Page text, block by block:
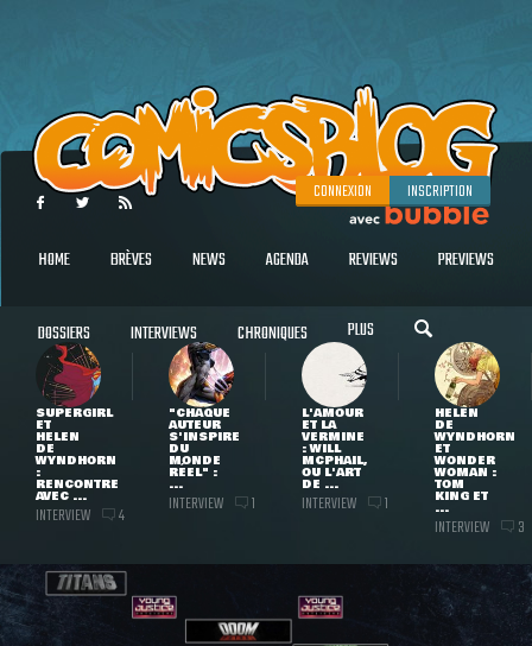
CONNEXION INSCRIPTION
HOME BRÈVES NEWS AGENDA REVIEWS PREVIEWS
DOSSIERS INTERVIEWS CHRONIQUES PLUS
SUPERGIRL
ET
HELEN
DE
WYNDHORN
:
RENCONTRE
AVEC ...
INTERVIEW 4
"CHAQUE
AUTEUR
S'INSPIRE
DU
MONDE
RÉEL" :
...
INTERVIEW 1
L'AMOUR
ET LA
VERMINE
: WILL
MCPHAIL,
OU L'ART
DE ...
INTERVIEW 1
HELEN
DE
WYNDHORN
ET
WONDER
WOMAN :
TOM
KING ET
...
INTERVIEW 3